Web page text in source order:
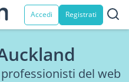
Accedi Registrati
del web